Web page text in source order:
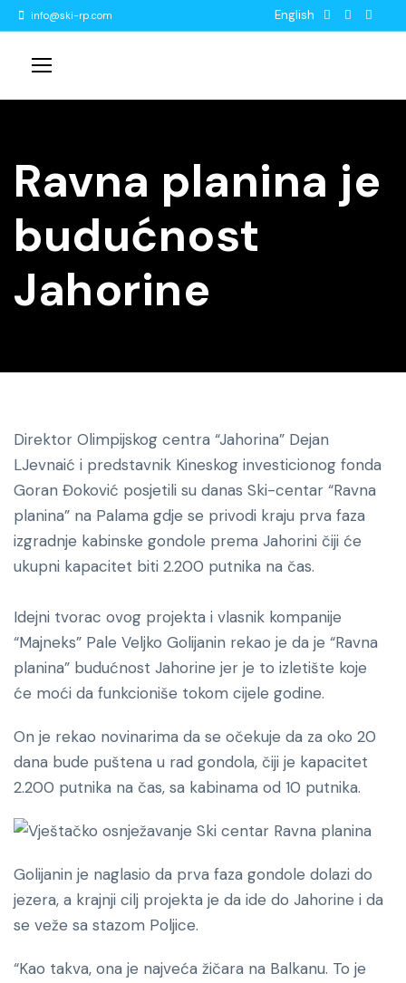
info@ski-rp.com English
Ravna planina je
budućnost
Jahorine
Direktor Olimpijskog centra “Jahorina” Dejan
LJevnaić i predstavnik Kineskog investicionog fonda
Goran Đoković posjetili su danas Ski-centar “Ravna
planina” na Palama gdje se privodi kraju prva faza
izgradnje kabinske gondole prema Jahorini čiji će
ukupni kapacitet biti 2.200 putnika na čas.
Idejni tvorac ovog projekta i vlasnik kompanije
“Majneks” Pale Veljko Golijanin rekao je da je “Ravna
planina” budućnost Jahorine jer je to izletište koje
će moći da funkcioniše tokom cijele godine.
On je rekao novinarima da se očekuje da za oko 20
dana bude puštena u rad gondola, čiji je kapacitet
2.200 putnika na čas, sa kabinama od 10 putnika.
Golijanin je naglasio da prva faza gondole dolazi do
jezera, a krajnji cilj projekta je da ide do Jahorine i da
se veže sa stazom Poljice.
“Kao takva, ona je najveća žičara na Balkanu. To je